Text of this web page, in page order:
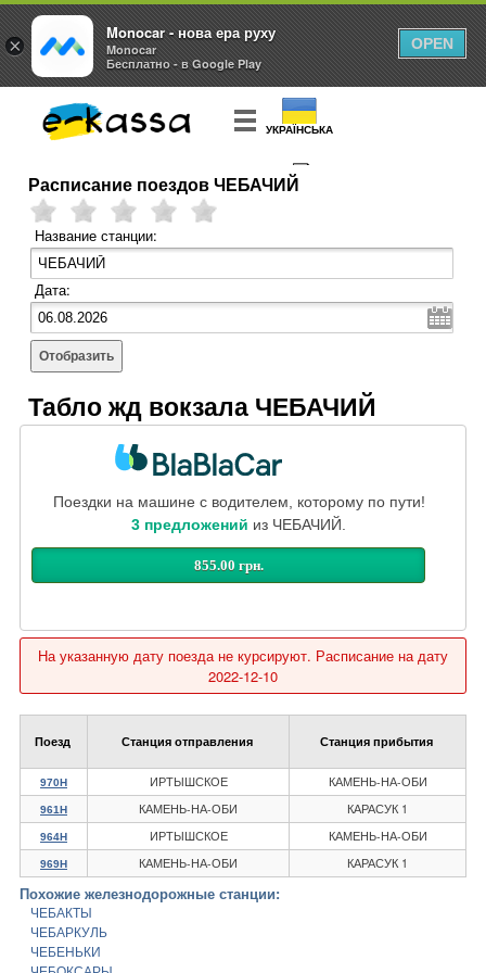
УКРАЇНСЬКА
КУПИТЬ
Расписание поездов ЧЕБАЧИЙ
Название станции:
Дата:
Отобразить
Табло жд вокзала ЧЕБАЧИЙ
Поездки на машине с водителем, которому по пути!
3 предложений из ЧЕБАЧИЙ.
855.00 грн.
На указанную дату поезда не курсируют. Расписание на дату
2022-12-10
Поезд Станция отправления Станция прибытия
970Н ИРТЫШСКОЕ КАМЕНЬ-НА-ОБИ
961Н КАМЕНЬ-НА-ОБИ КАРАСУК 1
964Н ИРТЫШСКОЕ КАМЕНЬ-НА-ОБИ
969Н КАМЕНЬ-НА-ОБИ КАРАСУК 1
Похожие железнодорожные станции:
ЧЕБАКТЫ
ЧЕБАРКУЛЬ
ЧЕБЕНЬКИ
×
Monocar - нова ера руху
Monocar
Бесплатно - в Google Play
OPEN